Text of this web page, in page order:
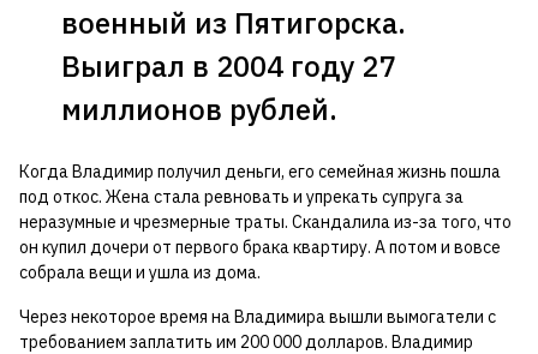
военный из Пятигорска.
Выиграл в 2004 году 27
миллионов рублей.
Когда Владимир получил деньги, его семейная жизнь пошла
под откос. Жена стала ревновать и упрекать супруга за
неразумные и чрезмерные траты. Скандалила из-за того, что
он купил дочери от первого брака квартиру. А потом и вовсе
собрала вещи и ушла из дома.
Через некоторое время на Владимира вышли вымогатели с
требованием заплатить им 200 000 долларов. Владимир